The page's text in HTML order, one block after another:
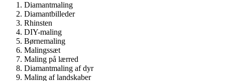
Diamantmaling
Diamantbilleder
Rhinsten
DIY-maling
Børnemaling
Malingssæt
Maling på lærred
Diamantmaling af dyr
Maling af landskaber